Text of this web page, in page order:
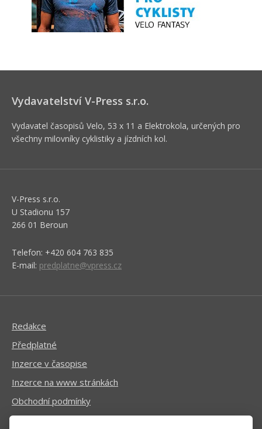
Vydavatelství V-Press s.r.o.
Vydavatel časopisů Velo, 53 x 11 a Elektrokola, určených pro
všechny milovníky cyklistiky a jízdních kol.
V-Press s.r.o.
U Stadionu 157
266 01 Beroun
Telefon: +420 604 763 835
E-mail: predplatne@vpress.cz
Redakce
Předplatné
Inzerce v časopise
Inzerce na www stránkách
Obchodní podmínky
Ochrana osobních údajů